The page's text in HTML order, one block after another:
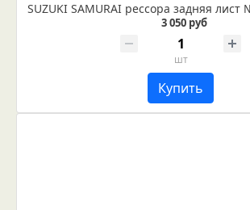
3 050 руб
шт
Купить